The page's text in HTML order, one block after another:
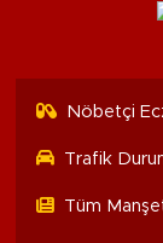
Nöbetçi
Trafik
Tüm